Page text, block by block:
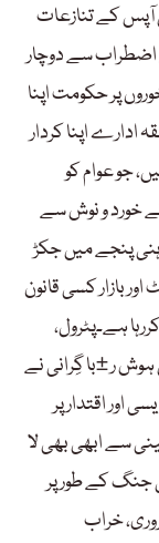
آپس کے تنازعات
سے دوچار
پر حکومت اپنا
اپنا کردار
جو عوام کو
خورد و نوش سے
پنجے میں جکڑ
بازار کسی قانون
ہے۔پٹرول،
ر ±با گِرانی نے
اور اقتدار پر
سے ابھی بھی لا
جنگ کے طور پر
خراب